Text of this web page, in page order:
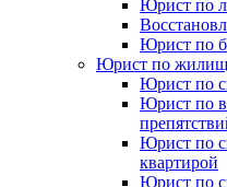
Юрист по
Юрист по
Юрист по
Юрист по
Юрист по
Юрист по
квартирой
Юрист по